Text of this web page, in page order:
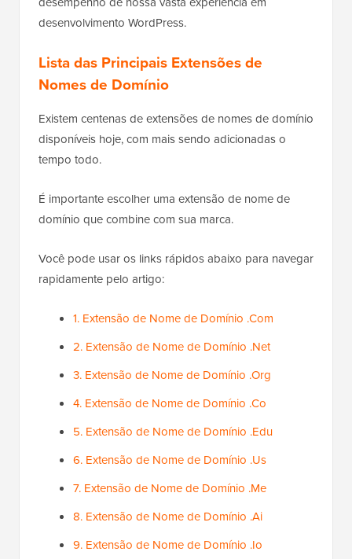
desenvolvimento WordPress.
Lista das Principais Extensões de
Nomes de Domínio
Existem centenas de extensões de nomes de domínio
disponíveis hoje, com mais sendo adicionadas o
tempo todo.
É importante escolher uma extensão de nome de
domínio que combine com sua marca.
Você pode usar os links rápidos abaixo para navegar
rapidamente pelo artigo:
1. Extensão de Nome de Domínio .Com
2. Extensão de Nome de Domínio .Net
3. Extensão de Nome de Domínio .Org
4. Extensão de Nome de Domínio .Co
5. Extensão de Nome de Domínio .Edu
6. Extensão de Nome de Domínio .Us
7. Extensão de Nome de Domínio .Me
8. Extensão de Nome de Domínio .Ai
9. Extensão de Nome de Domínio .Io